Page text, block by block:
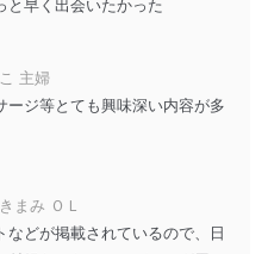
規範を常に適合させま
び安全性を確保するため
じめとする安全対策を実
とのできる機器及び当該
と早く出会いたかった
主婦
ジ等とても興味深い内容が多
まみ ＯＬ
どが掲載されているので、日